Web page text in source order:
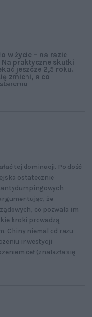
w życie – na razie
Na praktyczne skutki
jeszcze 2,5 roku.
zmieni, a co
tej dominacji. Po dość
ostatecznie
antydumpingowych
że
co pozwala im
kroki prowadzą
Chiny niemal od razu
inwestycji
ceł (znalazła się